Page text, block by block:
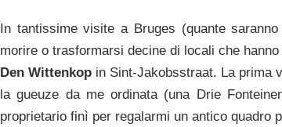
In tantissime visite a Bruges (quante
morire o trasformarsi decine di locali che
Den Wittenkop in Sint-Jakobsstraat. La prima
la gueuze da me ordinata (una Drie
proprietario finì per regalarmi un antico quadro